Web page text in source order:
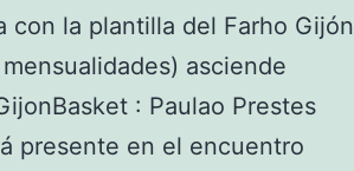
con la plantilla del Farho Gijón
asciende
: Paulao Prestes
presente en el encuentro